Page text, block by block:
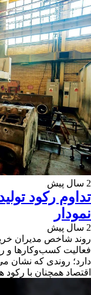
2 سال پیش
تداوم رکود
نمودار
2 سال پیش
روند شاخص مدیران
فعالیت کسب‌وکارها و
دارد؛ روندی که نشان
اقتصاد همچنان با